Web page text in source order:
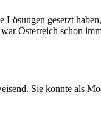
gesetzt
Österreich schon
Sie könnte als